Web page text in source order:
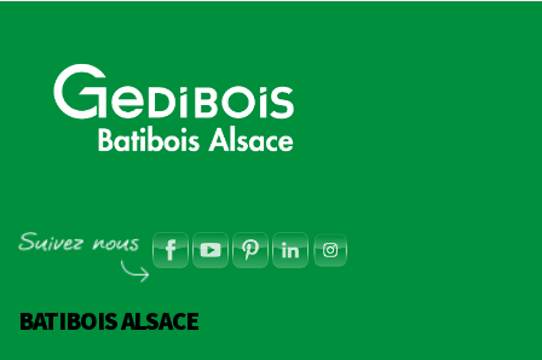
BATIBOIS ALSACE